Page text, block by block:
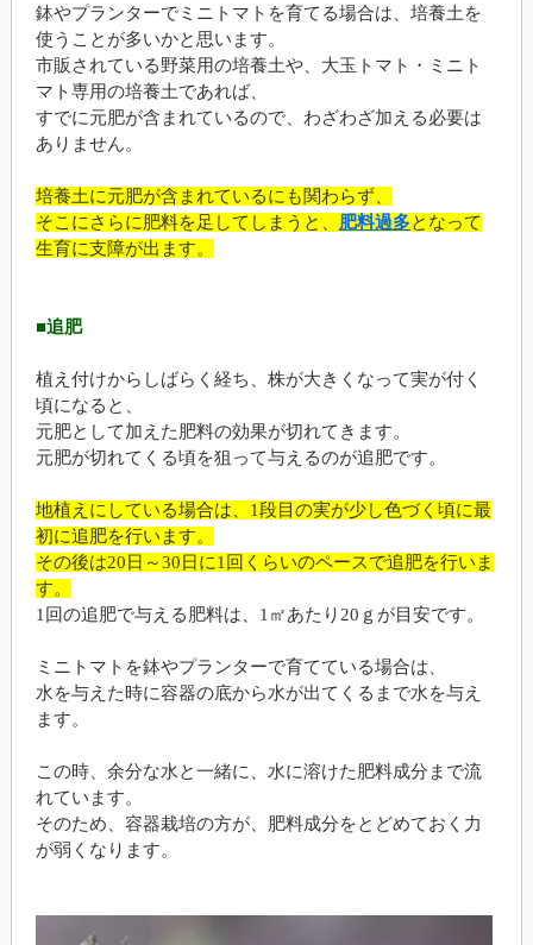
鉢やプランターでミニトマトを育てる場合は、培養土を
使うことが多いかと思います。
市販されている野菜用の培養土や、大玉トマト・ミニト
マト専用の培養土であれば、
すでに元肥が含まれているので、わざわざ加える必要は
ありません。
培養土に元肥が含まれているにも関わらず、
そこにさらに肥料を足してしまうと、 肥料過多となって
生育に支障が出ます。
■追肥
植え付けからしばらく経ち、株が大きくなって実が付く
頃になると、
元肥として加えた肥料の効果が切れてきます。
元肥が切れてくる頃を狙って与えるのが追肥です。
地植えにしている場合は、1段目の実が少し色づく頃に最
初に追肥を行います。
その後は20日～30日に1回くらいのペースで追肥を行いま
す。
1回の追肥で与える肥料は、1㎡あたり20ｇが目安です。
ミニトマトを鉢やプランターで育てている場合は、
水を与えた時に容器の底から水が出てくるまで水を与え
ます。
この時、余分な水と一緒に、水に溶けた肥料成分まで流
れています。
そのため、容器栽培の方が、肥料成分をとどめておく力
が弱くなります。